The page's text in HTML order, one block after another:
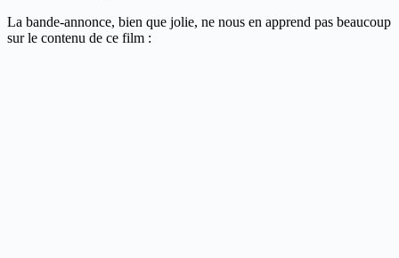
La bande-annonce, bien que jolie, ne nous en apprend pas beaucoup
sur le contenu de ce film :